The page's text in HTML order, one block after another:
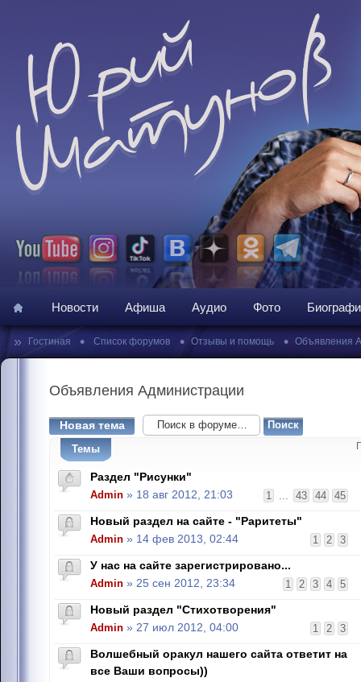
Новости Афиша Аудио Фото
» Гостиная • Список форумов • Отзывы и помощь • Объявления
Объявления Администрации
Новая тема
Темы
Раздел "Рисунки"
1 ... 43 44 45
Admin » 18 авг 2012, 21:03
Новый раздел на сайте - "Раритеты"
1 2 3
Admin » 14 фев 2013, 02:44
У нас на сайте зарегистрировано...
1 2 3 4 5
Admin » 25 сен 2012, 23:34
Новый раздел "Стихотворения"
1 2 3
Admin » 27 июл 2012, 04:00
Волшебный оракул нашего сайта ответит на
все Ваши вопросы))